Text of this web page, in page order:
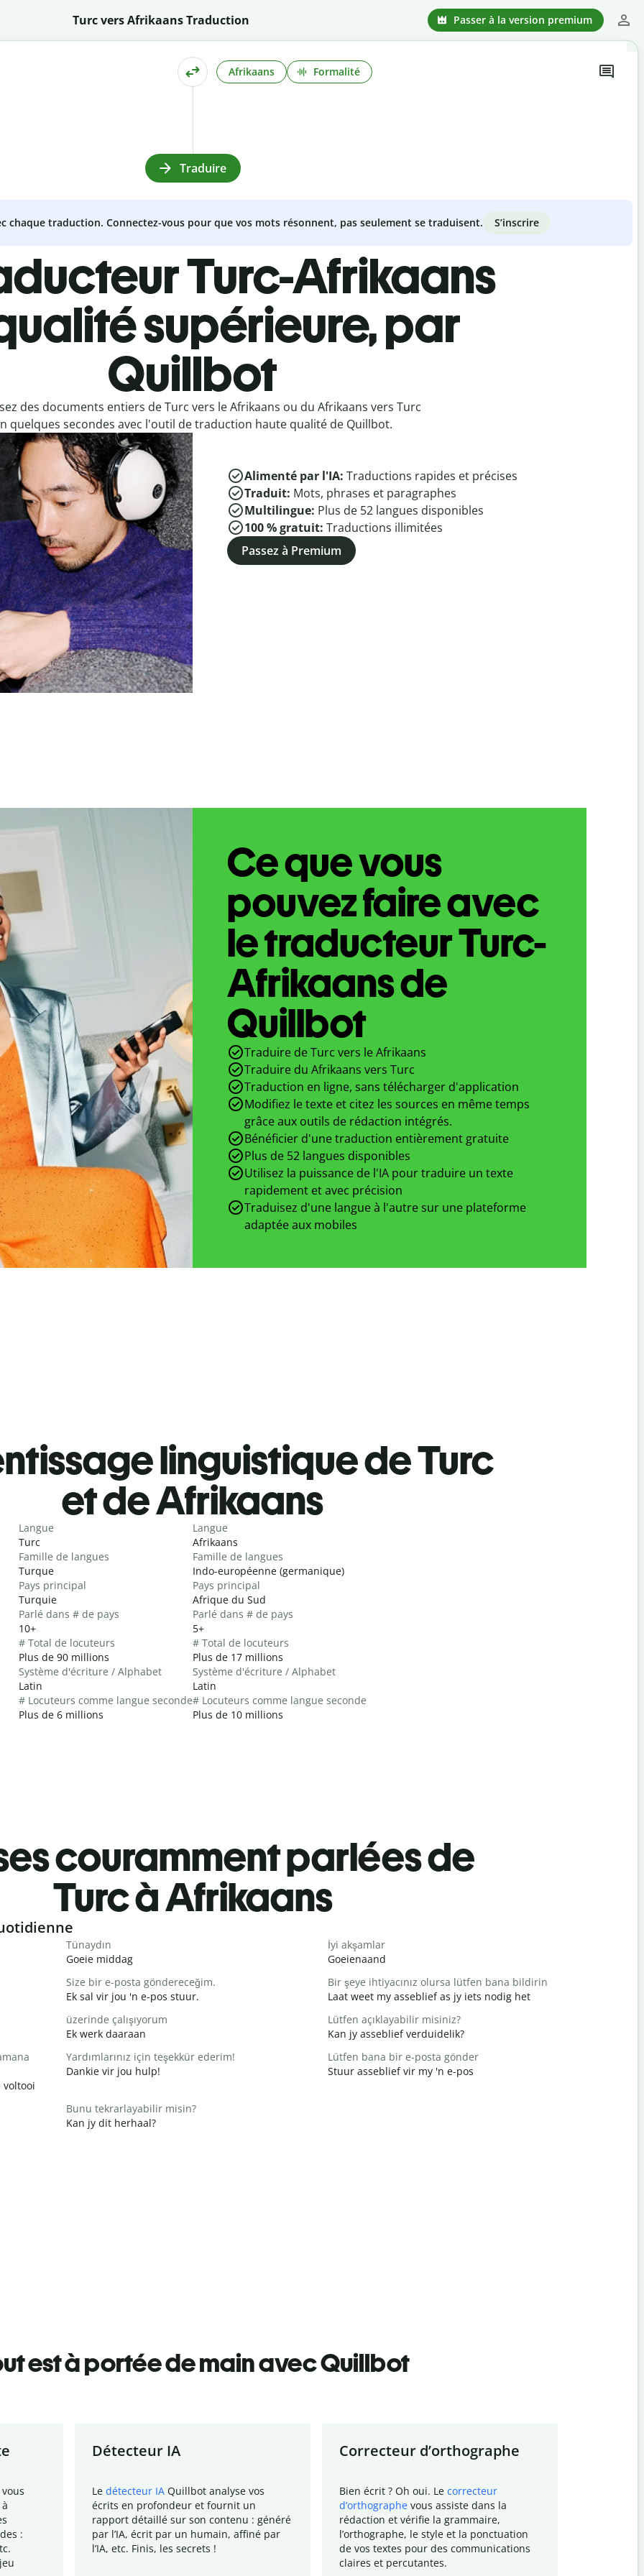
Turc vers Afrikaans Traduction Passer à la version premium
Afrikaans Formalité
Traduire
chaque traduction. Connectez-vous pour que vos mots résonnent, pas seulement se traduisent. S’inscrire
Turc-Afrikaans
supérieure, par
Quillbot
des documents entiers de Turc vers le Afrikaans ou du Afrikaans vers Turc
quelques secondes avec l'outil de traduction haute qualité de Quillbot.
Alimenté par l'IA: Traductions rapides et précises
Traduit: Mots, phrases et paragraphes
Multilingue: Plus de 52 langues disponibles
100 % gratuit: Traductions illimitées
Passez à Premium
Ce que vous
pouvez faire avec
le traducteur Turc-
Afrikaans de
Quillbot
Traduire de Turc vers le Afrikaans
Traduire du Afrikaans vers Turc
Traduction en ligne, sans télécharger d'application
Modifiez le texte et citez les sources en même temps
grâce aux outils de rédaction intégrés.
Bénéficier d'une traduction entièrement gratuite
Plus de 52 langues disponibles
Utilisez la puissance de l'IA pour traduire un texte
rapidement et avec précision
Traduisez d'une langue à l'autre sur une plateforme
adaptée aux mobiles
linguistique de Turc
et de Afrikaans
Langue
Turc
Famille de langues
Turque
Pays principal
Turquie
Parlé dans # de pays
10+
# Total de locuteurs
Plus de 90 millions
Système d'écriture / Alphabet
Latin
# Locuteurs comme langue seconde
Plus de 6 millions
Langue
Afrikaans
Famille de langues
Indo-européenne (germanique)
Pays principal
Afrique du Sud
Parlé dans # de pays
5+
# Total de locuteurs
Plus de 17 millions
Système d'écriture / Alphabet
Latin
# Locuteurs comme langue seconde
Plus de 10 millions
couramment parlées de
Turc à Afrikaans
Tünaydın
Goeie middag
İyi akşamlar
Goeienaand
Size bir e-posta göndereceğim.
Ek sal vir jou 'n e-pos stuur.
Bir şeye ihtiyacınız olursa lütfen bana bildirin
Laat weet my asseblief as jy iets nodig het
üzerinde çalışıyorum
Ek werk daaraan
Lütfen açıklayabilir misiniz?
Kan jy asseblief verduidelik?
voltooi
Yardımlarınız için teşekkür ederim!
Dankie vir jou hulp!
Lütfen bana bir e-posta gönder
Stuur asseblief vir my 'n e-pos
Bunu tekrarlayabilir misin?
Kan jy dit herhaal?
est à portée de main avec Quillbot
:
Détecteur IA
Le détecteur IA Quillbot analyse vos
écrits en profondeur et fournit un
rapport détaillé sur son contenu : généré
par l’IA, écrit par un humain, affiné par
l’IA, etc. Finis, les secrets !
Correcteur d’orthographe
Bien écrit ? Oh oui. Le correcteur
d’orthographe vous assiste dans la
rédaction et vérifie la grammaire,
l’orthographe, le style et la ponctuation
de vos textes pour des communications
claires et percutantes.